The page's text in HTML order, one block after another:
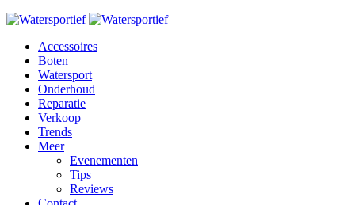
Accessoires
Boten
Watersport
Onderhoud
Reparatie
Verkoop
Trends
Meer
Evenementen
Tips
Reviews